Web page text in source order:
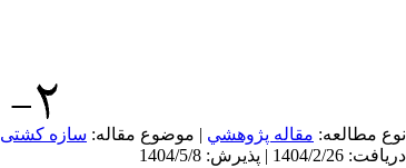
نوع مطالعه: مقاله پژوهشي | موضوع مقاله: سازه کشتی
دریافت: 1404/2/26 | پذیرش: 1404/5/8